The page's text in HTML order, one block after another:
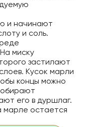
и начинают
и соль.
миску
застилают
Кусок марли
концы можно
его в дуршлаг.
марле остается